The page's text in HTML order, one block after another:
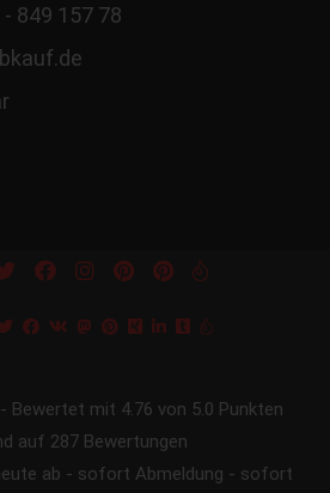
849 157 78
- Bewertet mit 4.76 von 5.0 Punkten
auf 287 Bewertungen
ab - sofort Abmeldung - sofort